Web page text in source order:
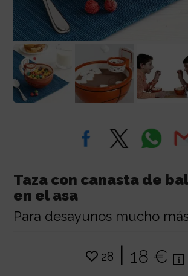
Taza con canasta de
en el asa
Para desayunos mucho
28 | 18 €